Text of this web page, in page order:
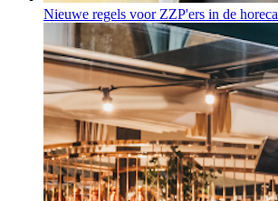
Nieuwe regels voor ZZP'ers in de horeca